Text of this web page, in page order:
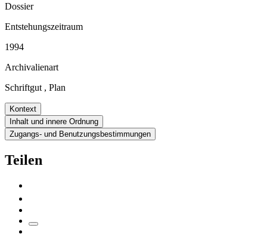
Dossier
Entstehungszeitraum
1994
Archivalienart
Schriftgut , Plan
Kontext
Inhalt und innere Ordnung
Zugangs- und Benutzungsbestimmungen
Teilen